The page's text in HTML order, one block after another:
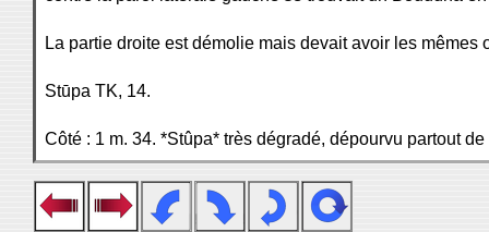
La partie droite est démolie mais devait avoir les mêmes
Stūpa TK, 14.
Côté : 1 m. 34. *Stûpa* très dégradé, dépourvu partout